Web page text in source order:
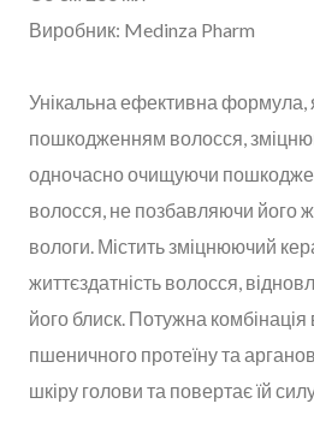
Виробник: Medinza Pharm
Унікальна ефективна формула,
пошкодженням волосся,
одночасно очищуючи
волосся, не позбавляючи його
вологи. Містить зміцнюючий
життєздатність волосся,
його блиск. Потужна комбінація
пшеничного протеїну та
шкіру голови та повертає їй